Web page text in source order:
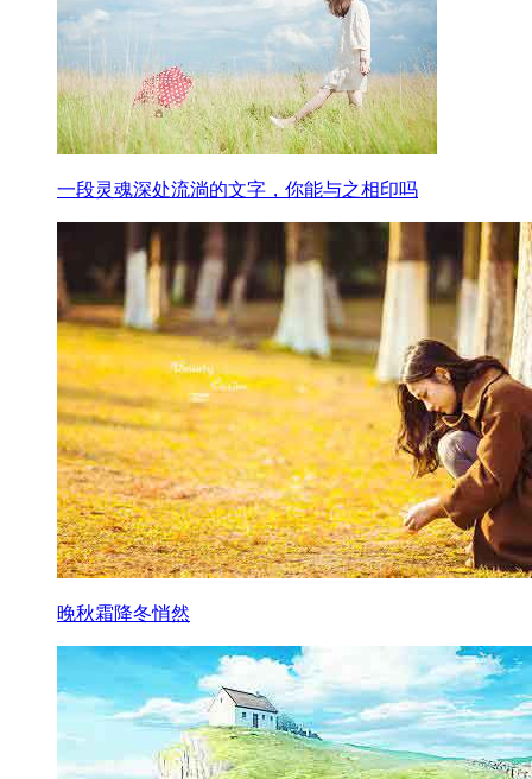
一段灵魂深处流淌的文字，你能与之相印吗
晚秋霜降冬悄然